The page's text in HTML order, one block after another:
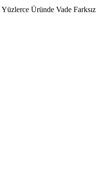
Yüzlerce Üründe Vade Farksız